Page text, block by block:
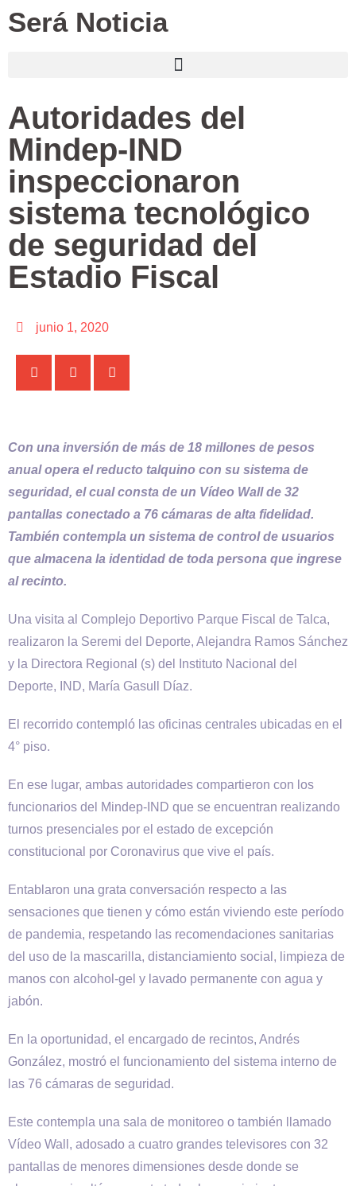
Será Noticia
Autoridades del
Mindep-IND
inspeccionaron
sistema tecnológico
de seguridad del
Estadio Fiscal
junio 1, 2020
Con una inversión de más de 18 millones de pesos
anual opera el reducto talquino con su sistema de
seguridad, el cual consta de un Vídeo Wall de 32
pantallas conectado a 76 cámaras de alta fidelidad.
También contempla un sistema de control de usuarios
que almacena la identidad de toda persona que ingrese
al recinto.
Una visita al Complejo Deportivo Parque Fiscal de Talca,
realizaron la Seremi del Deporte, Alejandra Ramos Sánchez
y la Directora Regional (s) del Instituto Nacional del
Deporte, IND, María Gasull Díaz.
El recorrido contempló las oficinas centrales ubicadas en el
4° piso.
En ese lugar, ambas autoridades compartieron con los
funcionarios del Mindep-IND que se encuentran realizando
turnos presenciales por el estado de excepción
constitucional por Coronavirus que vive el país.
Entablaron una grata conversación respecto a las
sensaciones que tienen y cómo están viviendo este período
de pandemia, respetando las recomendaciones sanitarias
del uso de la mascarilla, distanciamiento social, limpieza de
manos con alcohol-gel y lavado permanente con agua y
jabón.
En la oportunidad, el encargado de recintos, Andrés
González, mostró el funcionamiento del sistema interno de
las 76 cámaras de seguridad.
Este contempla una sala de monitoreo o también llamado
Vídeo Wall, adosado a cuatro grandes televisores con 32
pantallas de menores dimensiones desde donde se